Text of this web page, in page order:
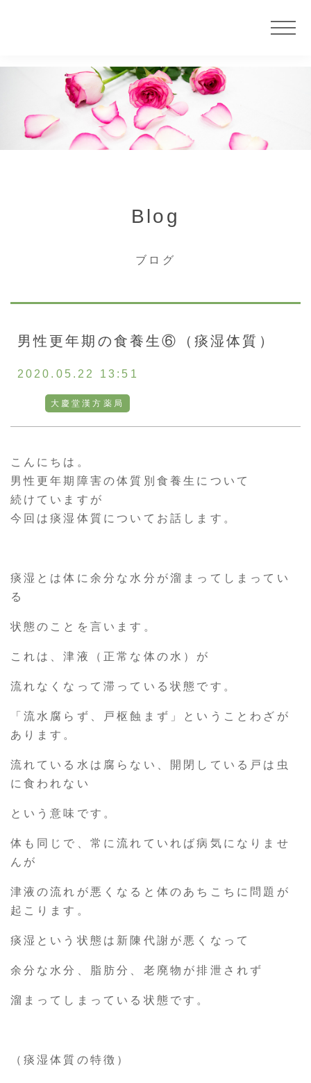
ニュース
サービス
店舗案内
採用情報
通販
トップ
ご相談・お問い合わせ
Blog
ブログ
男性更年期の食養生⑥（痰湿体質）
2020.05.22 13:51
大慶堂漢方薬局
こんにちは。
男性更年期障害の体質別食養生について
続けていますが
今回は痰湿体質についてお話します。
痰湿とは体に余分な水分が溜まってしまってい
る
状態のことを言います。
これは、津液（正常な体の水）が
流れなくなって滞っている状態です。
「流水腐らず、戸枢蝕まず」ということわざが
あります。
流れている水は腐らない、開閉している戸は虫
に食われない
という意味です。
体も同じで、常に流れていれば病気になりませ
んが
津液の流れが悪くなると体のあちこちに問題が
起こります。
痰湿という状態は新陳代謝が悪くなって
余分な水分、脂肪分、老廃物が排泄されず
溜まってしまっている状態です。
（痰湿体質の特徴）